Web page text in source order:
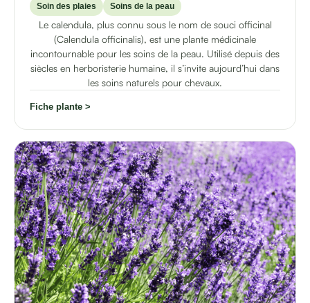
Soin des plaies Soins de la peau
Le calendula, plus connu sous le nom de souci officinal
(Calendula officinalis), est une plante médicinale
incontournable pour les soins de la peau. Utilisé depuis des
siècles en herboristerie humaine, il s’invite aujourd’hui dans
les soins naturels pour chevaux.
Fiche plante >